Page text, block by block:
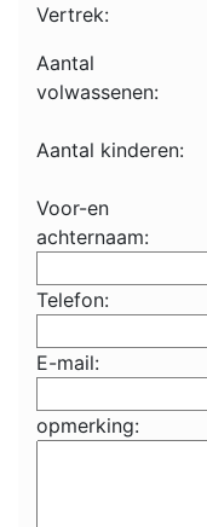
Vertrek:
Aantal
volwassenen:
Aantal kinderen:
Voor-en
achternaam:
Telefon:
E-mail:
opmerking: